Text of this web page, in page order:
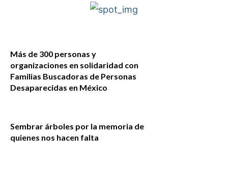
Más de 300 personas y
organizaciones en solidaridad con
Familias Buscadoras de Personas
Desaparecidas en México
Sembrar árboles por la memoria de
quienes nos hacen falta